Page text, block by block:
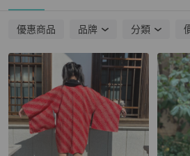
優惠商品 品牌 分類